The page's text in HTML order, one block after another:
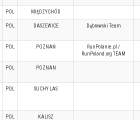
POL MIĘDZYCHÓD
POL DASZEWICE Dąbrowski Team
POL POZNAŃ
RunPolanie.pl /
RunPoland.org TEAM
POL POZNAN
POL SUCHY LAS
POL KALISZ